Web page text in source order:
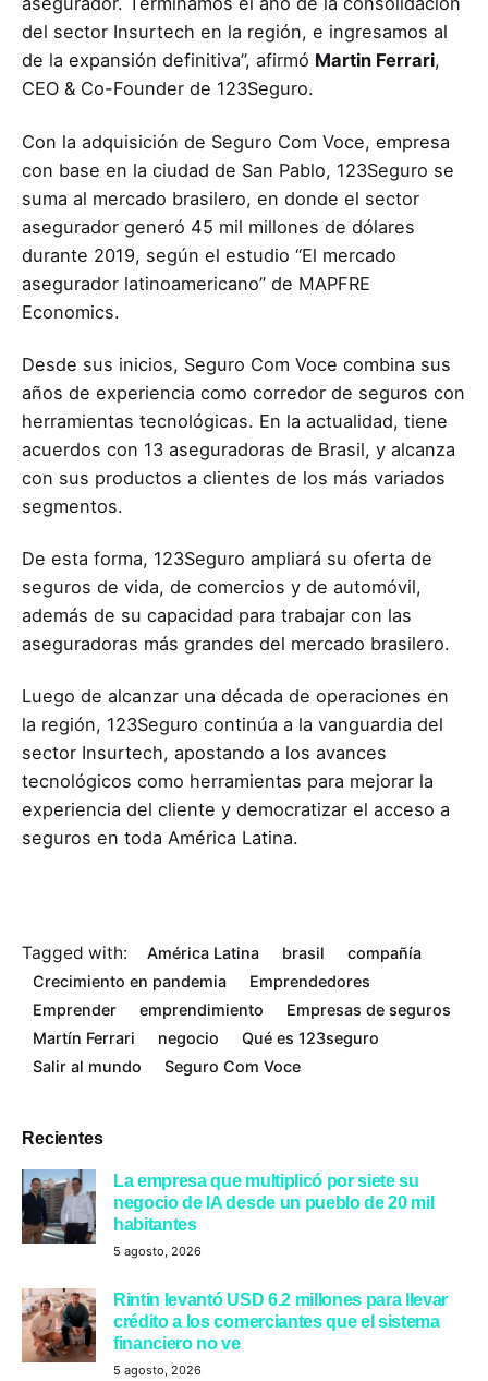
Recientes
La empresa que multiplicó por siete su
negocio de IA desde un pueblo de 20 mil
habitantes
5 agosto, 2026
Rintin levantó USD 6.2 millones para llevar
crédito a los comerciantes que el sistema
financiero no ve
5 agosto, 2026
del sector Insurtech en la región, e ingresamos al
de la expansión definitiva”, afirmó Martin Ferrari,
CEO & Co-Founder de 123Seguro.
Con la adquisición de Seguro Com Voce, empresa
con base en la ciudad de San Pablo, 123Seguro se
suma al mercado brasilero, en donde el sector
asegurador generó 45 mil millones de dólares
durante 2019, según el estudio “El mercado
asegurador latinoamericano” de MAPFRE
Economics.
Desde sus inicios, Seguro Com Voce combina sus
años de experiencia como corredor de seguros con
herramientas tecnológicas. En la actualidad, tiene
acuerdos con 13 aseguradoras de Brasil, y alcanza
con sus productos a clientes de los más variados
segmentos.
De esta forma, 123Seguro ampliará su oferta de
seguros de vida, de comercios y de automóvil,
además de su capacidad para trabajar con las
aseguradoras más grandes del mercado brasilero.
Luego de alcanzar una década de operaciones en
la región, 123Seguro continúa a la vanguardia del
sector Insurtech, apostando a los avances
tecnológicos como herramientas para mejorar la
experiencia del cliente y democratizar el acceso a
seguros en toda América Latina.
Tagged with: América Latina brasil
compañía
Crecimiento en pandemia
Emprendedores
Emprender
emprendimiento
Empresas de seguros
Martín Ferrari
negocio
Qué es 123seguro
Salir al mundo
Seguro Com Voce